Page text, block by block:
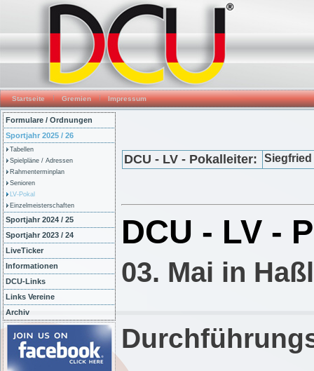
Startseite Gremien Impressum
Formulare / Ordnungen
Sportjahr 2025 / 26
Tabellen
Spielpläne / Adressen
Rahmenterminplan
Senioren
LV-Pokal
Einzelmeisterschaften
Sportjahr 2024 / 25
Sportjahr 2023 / 24
LiveTicker
Informationen
DCU-Links
Links Vereine
Archiv
DCU - LV - Pokalleiter:
DCU - LV -
03. Mai in